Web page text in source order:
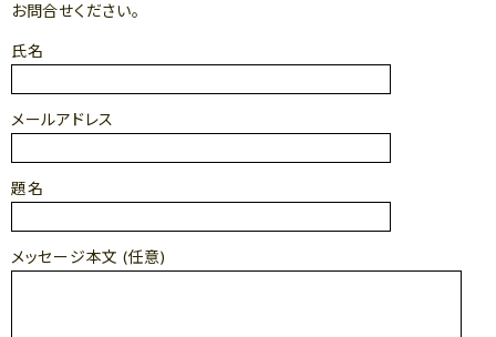
お問合せください。
氏名
メールアドレス
題名
メッセージ本文 (任意)